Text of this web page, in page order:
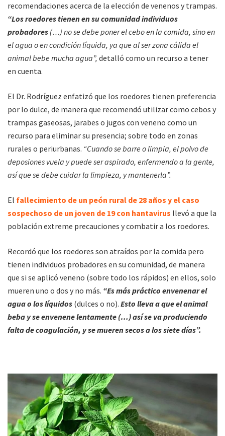
recomendaciones acerca de la elección de venenos y trampas.
“Los roedores tienen en su comunidad individuos
probadores (…) no se debe poner el cebo en la comida, sino en
el agua o en condición líquida, ya que al ser zona cálida el
animal bebe mucha agua”, detalló como un recurso a tener
en cuenta.
El Dr. Rodríguez enfatizó que los roedores tienen preferencia
por lo dulce, de manera que recomendó utilizar como cebos y
trampas gaseosas, jarabes o jugos con veneno como un
recurso para eliminar su presencia; sobre todo en zonas
rurales o periurbanas. “Cuando se barre o limpia, el polvo de
deposiones vuela y puede ser aspirado, enfermendo a la gente,
así que se debe cuidar la limpieza, y mantenerla”.
El fallecimiento de un peón rural de 28 años y el caso
sospechoso de un joven de 19 con hantavirus llevó a que la
población extreme precauciones y combatir a los roedores.
Recordó que los roedores son atraídos por la comida pero
tienen individuos probadores en su comunidad, de manera
que si se aplicó veneno (sobre todo los rápidos) en ellos, solo
mueren uno o dos y no más. “Es más práctico envenenar el
agua o los líquidos (dulces o no). Esto lleva a que el animal
beba y se envenene lentamente (…) así se va produciendo
falta de coagulación, y se mueren secos a los siete días”.